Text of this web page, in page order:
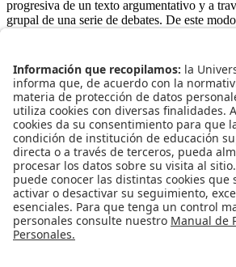
progresiva de un texto argumentativo y a
grupal de una serie de debates. De este
discursos argumentativos. En suma, el curso
universitaria II demuestra la vigencia de
argumentar y expresarse oralmente desde
propios del contexto académico.
Programa de los cursos
Información para pregrado
Lunes a viernes de 9:00 a.m.
Esta dirección de correo electrónico está
robots de spam. Necesita tener JavaScript